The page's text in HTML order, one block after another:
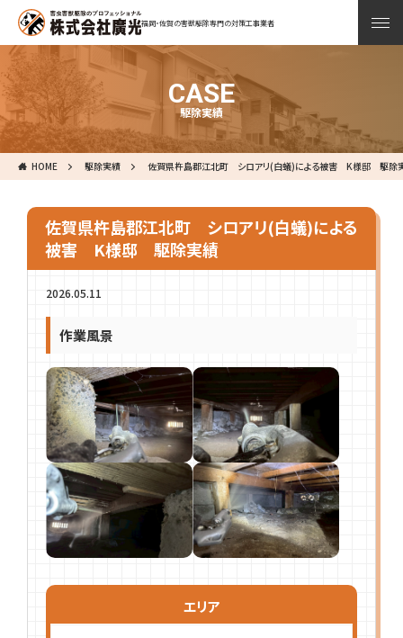
福岡・佐賀の害獣駆除専門の対策工事業者
CASE
駆除実績
HOME 駆除実績 佐賀県杵島郡江北町 シロアリ(白蟻)による被害 K様邸 駆除
佐賀県杵島郡江北町 シロアリ(白蟻)による
被害 K様邸 駆除実績
2026.05.11
作業風景
エリア